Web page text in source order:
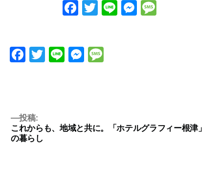
Facebook
Twitter
Line
Facebook
Twitter
LineMessenger
投
投稿:
これからも、地域と共に。「ホテルグラフィー根津」
の暮らし